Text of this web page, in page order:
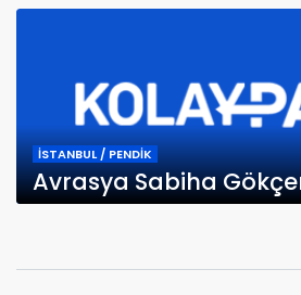
İSTANBUL / PENDİK
Avrasya Sabiha